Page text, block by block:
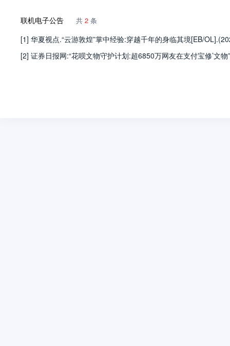
联机电子公告 共 2 条
[1] 华夏视点.“云游敦煌”掌中经验:穿越千年的身临其境[EB/
[2] 证券日报网:“花呗文物守护计划:超6850万网友在支付宝修’